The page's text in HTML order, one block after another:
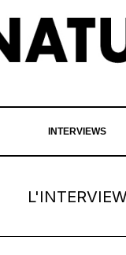
INTERVIEWS
L'INTERVIEW